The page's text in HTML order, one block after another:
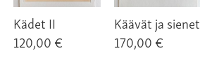
Kädet II
120,00 €
Käävät ja sienet
170,00 €